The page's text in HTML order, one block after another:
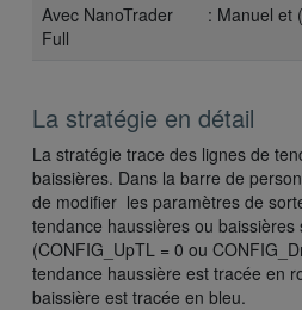
Avec NanoTrader
Full
: Manuel et
La stratégie en détail
La stratégie trace des lignes de
baissières. Dans la barre de
de modifier les paramètres de
tendance haussières ou baissières
(CONFIG_UpTL = 0 ou
tendance haussière est tracée en
baissière est tracée en bleu.